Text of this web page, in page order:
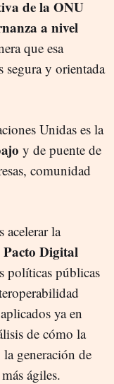
de la ONU
a nivel
que esa
segura y orientada
Unidas es la
y de puente de
comunidad
acelerar la
Pacto Digital
políticas públicas
ya en
de cómo la
generación de
ágiles.